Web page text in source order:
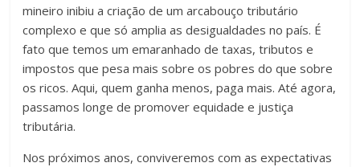
mineiro inibiu a criação de um arcabouço tributário
complexo e que só amplia as desigualdades no país. É
fato que temos um emaranhado de taxas, tributos e
impostos que pesa mais sobre os pobres do que sobre
os ricos. Aqui, quem ganha menos, paga mais. Até agora,
passamos longe de promover equidade e justiça
tributária.
Nos próximos anos, conviveremos com as expectativas